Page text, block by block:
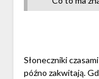
Słoneczniki
późno zakwitają.